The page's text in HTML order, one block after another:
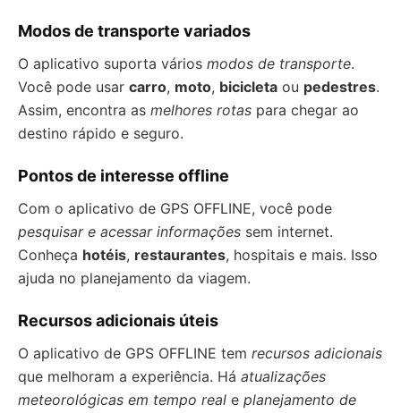
Modos de transporte variados
O aplicativo suporta vários modos de transporte.
Você pode usar carro, moto, bicicleta ou pedestres.
Assim, encontra as melhores rotas para chegar ao
destino rápido e seguro.
Pontos de interesse offline
Com o aplicativo de GPS OFFLINE, você pode
pesquisar e acessar informações sem internet.
Conheça hotéis, restaurantes, hospitais e mais. Isso
ajuda no planejamento da viagem.
Recursos adicionais úteis
O aplicativo de GPS OFFLINE tem recursos adicionais
que melhoram a experiência. Há atualizações
meteorológicas em tempo real e planejamento de